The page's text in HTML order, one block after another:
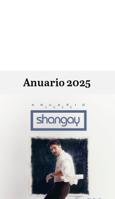
Anuario 2025